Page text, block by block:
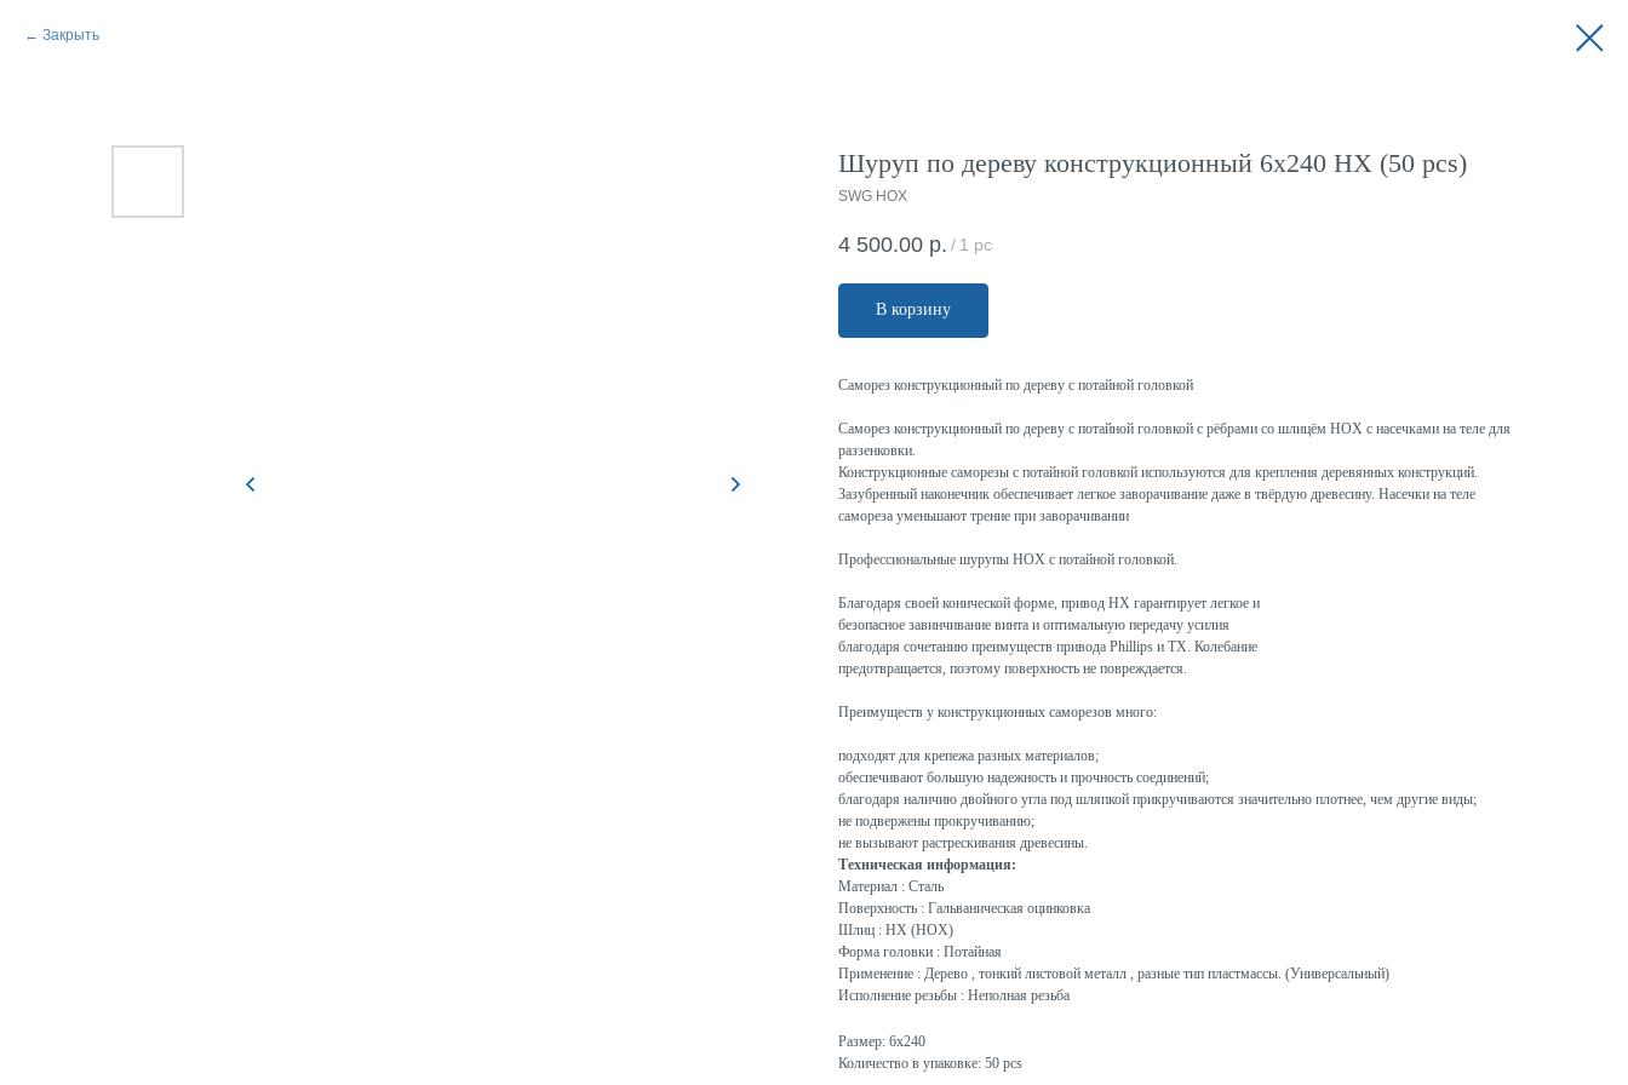
Закрыть
Шуруп по дереву конструкционный 6x240 HX (50 pcs)
SWG HOX
4 500.00 р. / 1 pc
В корзину
Саморез конструкционный по дереву с потайной головкой
Саморез конструкционный по дереву с потайной головкой с рёбрами со шлицём HOX с насечками на теле для
раззенковки.
Конструкционные саморезы с потайной головкой используются для крепления деревянных конструкций.
Зазубренный наконечник обеспечивает легкое заворачивание даже в твёрдую древесину. Насечки на теле
самореза уменьшают трение при заворачивании
Профессиональные шурупы HOX с потайной головкой.
Благодаря своей конической форме, привод HX гарантирует легкое и
безопасное завинчивание винта и оптимальную передачу усилия
благодаря сочетанию преимуществ привода Phillips и TX. Колебание
предотвращается, поэтому поверхность не повреждается.
Преимуществ у конструкционных саморезов много:
подходят для крепежа разных материалов;
обеспечивают большую надежность и прочность соединений;
благодаря наличию двойного угла под шляпкой прикручиваются значительно плотнее, чем другие виды;
не подвержены прокручиванию;
не вызывают растрескивания древесины.
Техническая информация:
Материал : Сталь
Поверхность : Гальваническая оцинковка
Шлиц : HX (HOX)
Форма головки : Потайная
Применение : Дерево , тонкий листовой металл , разные тип пластмассы. (Универсальный)
Исполнение резьбы : Неполная резьба
Размер: 6x240
Количество в упаковке: 50 pcs